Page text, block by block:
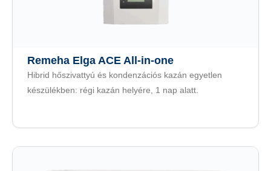
Remeha Elga ACE All-in-one
Hibrid hőszivattyú és kondenzációs kazán egyetlen
készülékben: régi kazán helyére, 1 nap alatt.